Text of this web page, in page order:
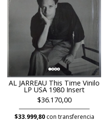
AL JARREAU This Time Vinilo
LP USA 1980 Insert
$36.170,00
$33.999,80con transferencia